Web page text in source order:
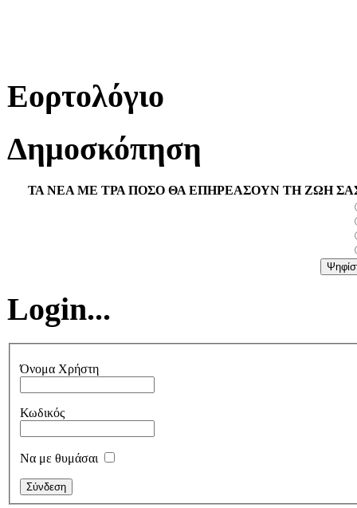
Εορτολόγιο
Δημοσκόπηση
ΤΑ ΝΕΑ ΜΕ ΤΡΑ ΠΟΣΟ ΘΑ ΕΠΗΡΕΑΣΟΥΝ ΤΗ ΖΩΗ
Login...
Όνομα Χρήστη
Κωδικός
Να με θυμάσαι